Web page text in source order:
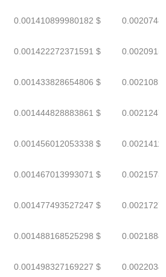
0.001410899980182 $
0.001422272371591 $
0.001433828654806 $
0.001444828883861 $
0.001456012053338 $
0.001467013993071 $
0.001477493527247 $
0.001488168525298 $
0.001498327169227 $